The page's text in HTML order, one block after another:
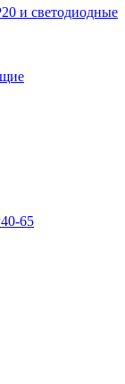
и светодиодные
65